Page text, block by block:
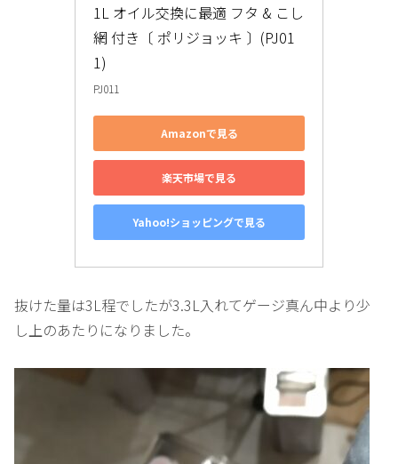
1L オイル交換に最適 フタ & こし
網 付き〔 ポリジョッキ 〕(PJ01
1)
PJ011
Amazonで見る
楽天市場で見る
Yahoo!ショッピングで見る
抜けた量は3L程でしたが3.3L入れてゲージ真ん中より少
し上のあたりになりました。